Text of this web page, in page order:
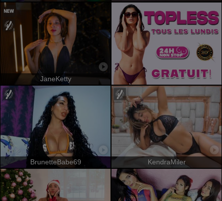
JaneKetty
BrunetteBabe69 KendraMiler